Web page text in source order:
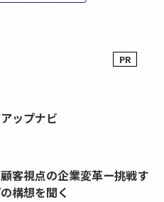
ップナビ
顧客視点の企業変革ー挑戦す
構想を聞く